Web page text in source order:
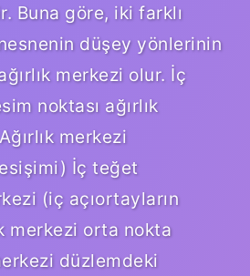
Buna göre, iki farklı
düşey yönlerinin
merkezi olur. İç
noktası ağırlık
merkezi
İç teğet
(iç açıortayların
merkezi orta nokta
düzlemdeki